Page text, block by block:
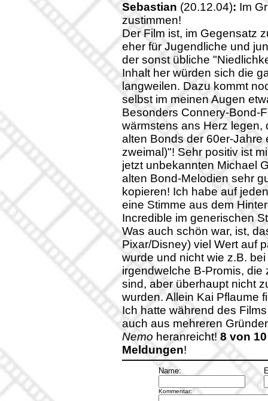
Sebastian (20.12.04): Im
zustimmen!
Der Film ist, im Gegensatz
eher für Jugendliche und
der sonst übliche
Inhalt her würden sich die
langweilen. Dazu kommt
selbst im meinen Augen
Besonders Connery-Bond-
wärmstens ans Herz
alten Bonds der 60er-Jahre
zweimal)"! Sehr positiv ist
jetzt unbekannten Michael
alten Bond-Melodien sehr
kopieren! Ich habe auf
eine Stimme aus dem
Incredible im generischen
Was auch schön war, ist,
Pixar/Disney) viel Wert auf
wurde und nicht wie z.B. bei
irgendwelche B-Promis,
sind, aber überhaupt nicht
wurden. Allein Kai Pflaume
Ich hatte während des
auch aus mehreren
Nemo heranreicht! 8 von
Meldungen!
Name:
Kommentar: